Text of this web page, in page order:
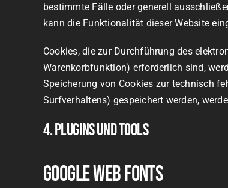
bestimmte Fälle oder generell
kann die Funktionalität dieser Website
Cookies, die zur Durchführung des
Warenkorbfunktion) erforderlich sind,
Speicherung von Cookies zur technisch
Surfverhaltens) gespeichert werden,
4. Plugins und Tools
Google Web Fonts